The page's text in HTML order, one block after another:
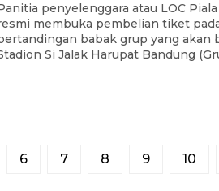
penyelenggara atau LOC
membuka pembelian tiket
babak grup yang akan
Si Jalak Harupat Bandung
6 7 8 9 10
Alokasi
kopi arabika